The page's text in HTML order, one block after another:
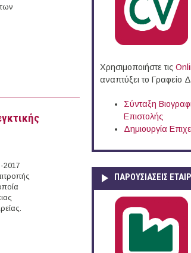
επιχειρήσεων παραγωγής & εμπορίας
2017
για τη χορήγηση άδειας Ορκωτού Ελεγκτή Λογιστή και
Χρησιμοποιήστε τις
αναπτύξει το Γραφείο
Σύνταξη
Επιστολής
Δημιουργία
ΠΑΡΟΥΣΙΆΣΕΙΣ